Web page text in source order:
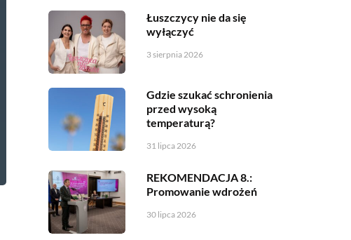
Łuszczycy nie da się
wyłączyć
3 sierpnia 2026
Gdzie szukać schronienia
przed wysoką
temperaturą?
31 lipca 2026
REKOMENDACJA 8.:
Promowanie wdrożeń
30 lipca 2026